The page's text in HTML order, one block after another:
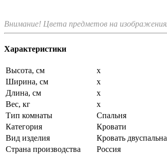
Внимание! Цвета предметов на
Характеристики
Высота, см
х
Ширина, см
х
Длина, см
х
Вес, кг
х
Тип комнаты
Спальня
Категория
Кровати
Вид изделия
Кровать
Страна производства
Россия